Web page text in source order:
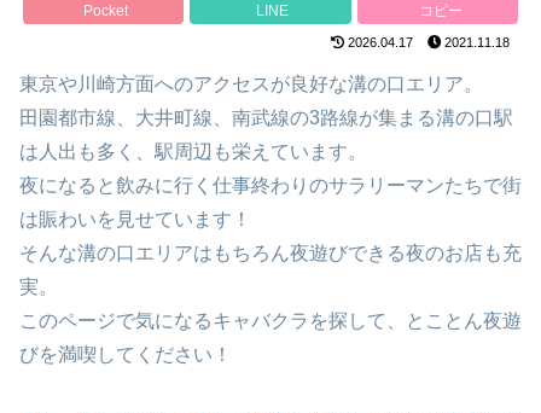
Pocket LINE コピー
2026.04.17 2021.11.18
東京や川崎方面へのアクセスが良好な溝の口エリア。
田園都市線、大井町線、南武線の3路線が集まる溝の口駅
は人出も多く、駅周辺も栄えています。
夜になると飲みに行く仕事終わりのサラリーマンたちで街
は賑わいを見せています！
そんな溝の口エリアはもちろん夜遊びできる夜のお店も充
実。
このページで気になるキャバクラを探して、とことん夜遊
びを満喫してください！